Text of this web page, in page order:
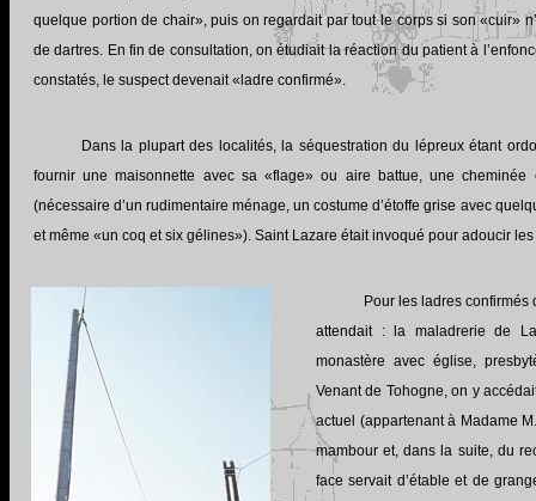
quelque portion de chair», puis on regardait par tout le corps si son «cuir»
de dartres. En fin de consultation, on étudiait la réaction du patient à
constatés, le suspect devenait «ladre confirmé».
Dans la plupart des localités, la séquestration du lépreux étant
fournir une maisonnette avec sa «flage» ou aire battue, une
(nécessaire d’un rudimentaire ménage, un costume d’étoffe grise avec
et même «un coq et six gélines»). Saint Lazare était invoqué pour adoucir
Pour les ladres
attendait : la maladrerie de
monastère avec église,
Venant de Tohogne, on y
actuel (appartenant à Madame
mambour et, dans la suite, du
face servait d’étable et de